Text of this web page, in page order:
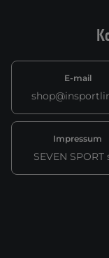
E-mail
Impressum
SEVEN SPORT